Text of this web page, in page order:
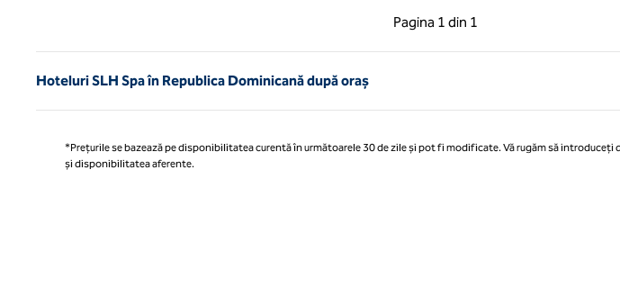
Pagina 1 din 1
Pagina anterioară, 1 din 1
Pagina 1 din 1
Hoteluri SLH Spa în Republica Dominicană după oraș
*Prețurile se bazează pe disponibilitatea curentă în următoarele 30 de zile și pot fi modificate. Vă rugăm să introduceți
și disponibilitatea aferente.